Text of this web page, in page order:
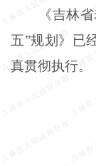
《吉林
五”规划》已
真贯彻执行。